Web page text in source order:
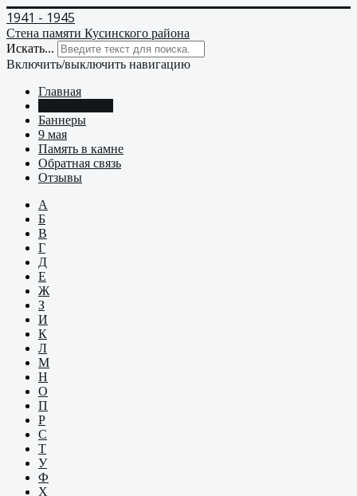
1941 - 1945
Стена памяти Кусинского района
Искать...
Включить/выключить навигацию
Главная
Баннеры
9 мая
Память в камне
Обратная связь
Отзывы
А
Б
В
Г
Д
Е
Ж
З
И
К
Л
М
Н
О
П
Р
С
Т
У
Ф
Х